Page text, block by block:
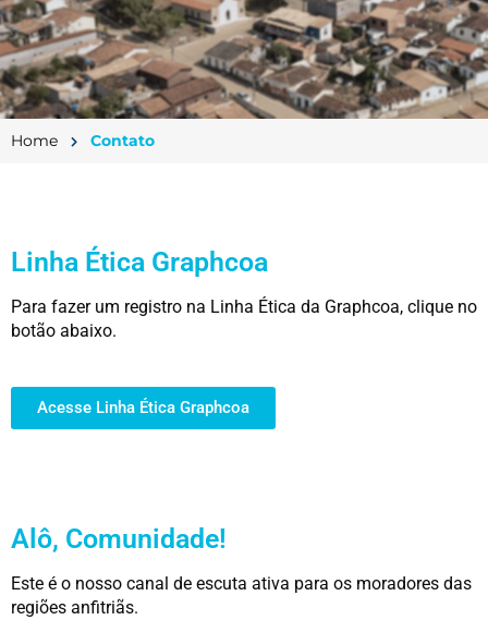
Home Contato
Linha Ética Graphcoa
Para fazer um registro na Linha Ética da Graphcoa, clique no
botão abaixo.
Acesse Linha Ética Graphcoa
Alô, Comunidade!
Este é o nosso canal de escuta ativa para os moradores das
regiões anfitriãs.